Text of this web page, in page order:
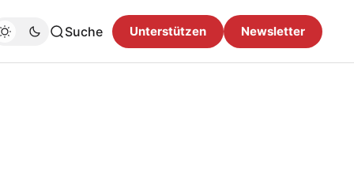
Suche Unterstützen Newsletter